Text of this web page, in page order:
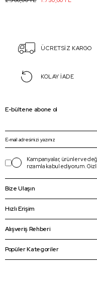
ÜCRETSİZ KARGO
KOLAY İADE
E-bültene abone ol
Kampanyalar, ürünler ve
rızamla kabul ediyorum.
Bize Ulaşın
Hızlı Erişim
Alışveriş Rehberi
Popüler Kategoriler